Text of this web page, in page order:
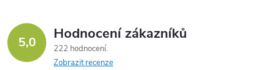
5,0 Hodnocení zákazníků
222 hodnocení
Zobrazit recenze